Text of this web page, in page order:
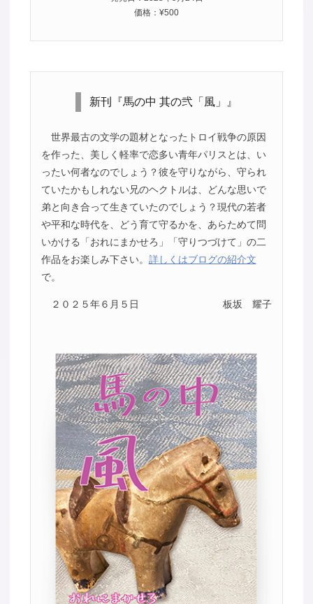
価格：¥500
新刊『馬の中 其の弐「風」』
世界最古の文学の題材となったトロイ戦争の原因
を作った、美しく軽率で恋多い青年パリスとは、い
ったい何者なのでしょう？彼を守りながら、守られ
ていたかもしれない兄のヘクトルは、どんな思いで
弟と向き合って生きていたのでしょう？現代の若者
や平和な時代を、どう育て守るかを、あらためて問
いかける「おれにまかせろ」「守りつづけて」の二
作品をお楽しみ下さい。 詳しくはブログの紹介文
で。
２０２５年６月５日 板坂 耀子